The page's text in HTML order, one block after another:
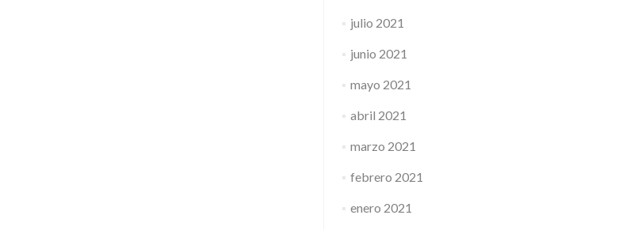
julio 2021
junio 2021
mayo 2021
abril 2021
marzo 2021
febrero 2021
enero 2021